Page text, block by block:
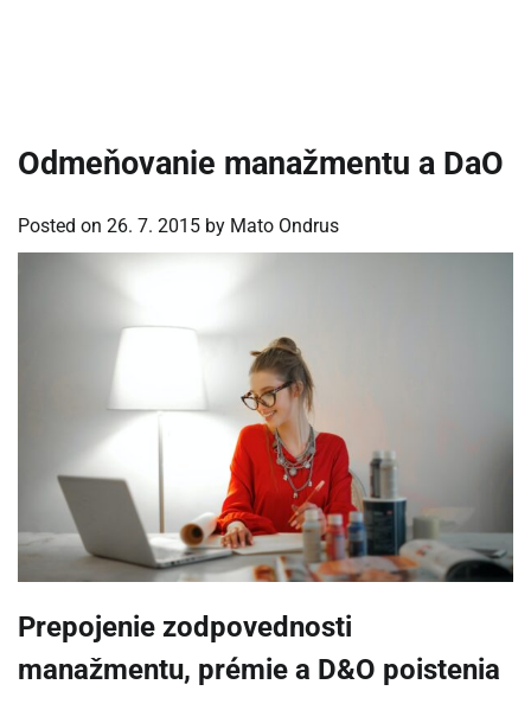
Odmeňovanie manažmentu a DaO
Posted on 26. 7. 2015 by Mato Ondrus
Prepojenie zodpovednosti
manažmentu, prémie a D&O poistenia